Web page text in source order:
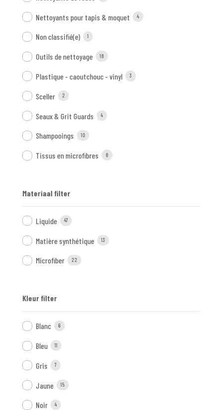
Nettoyants pour tapis & moquet 4
Non classifié(e) 1
Outils de nettoyage 18
Plastique - caoutchouc - vinyl 3
Sceller 2
Seaux & Grit Guards 4
Shampooings 10
Tissus en microfibres 8
Materiaal filter
Liquide 47
Matière synthétique 13
Microfiber 22
Kleur filter
Blanc 6
Bleu 11
Gris 7
Jaune 15
Noir 4